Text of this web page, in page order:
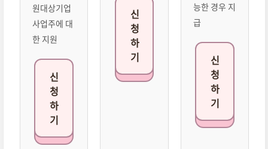
원대상기업
사업주에 대
한 지원
신
청
하
기
신
청
하
기
능한 경우 지
급
신
청
하
기